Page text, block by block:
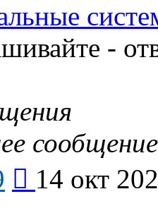
-
сообщение
последнему
14 окт